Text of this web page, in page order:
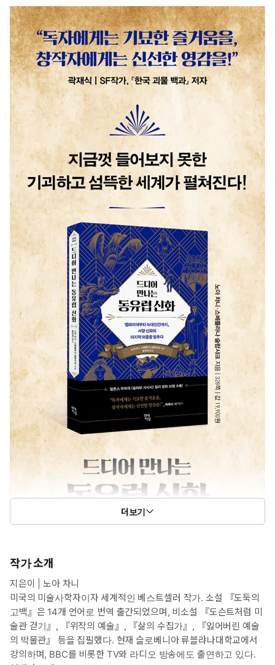
더보기
작가 소개
지은이 | 노아 차니
미국의 미술사학자이자 세계적인 베스트셀러 작가. 소설 『도둑의
고백』은 14개 언어로 번역 출간되었으며, 비소설 『도슨트처럼 미
술관 걷기』, 『위작의 예술』, 『삶의 수집가』, 『잃어버린 예술
의 박물관』 등을 집필했다. 현재 슬로베니아 류블랴나대학교에서
강의하며, BBC를 비롯한 TV와 라디오 방송에도 출연하고 있다.